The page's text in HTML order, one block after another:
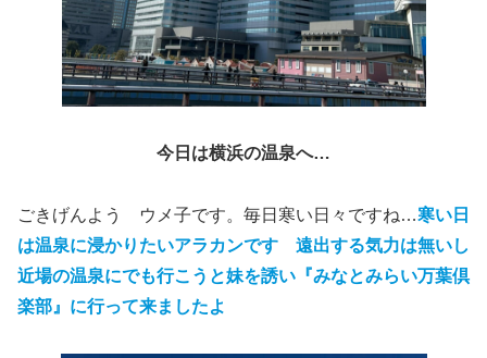
今日は横浜の温泉へ…
ごきげんよう ウメ子です。毎日寒い日々ですね…寒い日
は温泉に浸かりたいアラカンです 遠出する気力は無いし
近場の温泉にでも行こうと妹を誘い『みなとみらい万葉倶
楽部』に行って来ましたよ